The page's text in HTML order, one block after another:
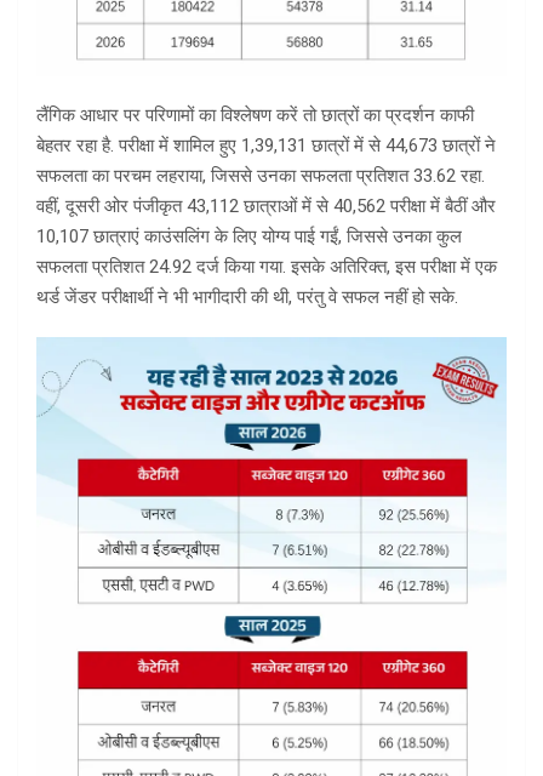
लैंगिक आधार पर परिणामों का विश्लेषण करें तो छात्रों का प्रदर्शन काफी
बेहतर रहा है. परीक्षा में शामिल हुए 1,39,131 छात्रों में से 44,673 छात्रों ने
सफलता का परचम लहराया, जिससे उनका सफलता प्रतिशत 33.62 रहा.
वहीं, दूसरी ओर पंजीकृत 43,112 छात्राओं में से 40,562 परीक्षा में बैठीं और
10,107 छात्राएं काउंसलिंग के लिए योग्य पाई गईं, जिससे उनका कुल
सफलता प्रतिशत 24.92 दर्ज किया गया. इसके अतिरिक्त, इस परीक्षा में एक
थर्ड जेंडर परीक्षार्थी ने भी भागीदारी की थी, परंतु वे सफल नहीं हो सके.